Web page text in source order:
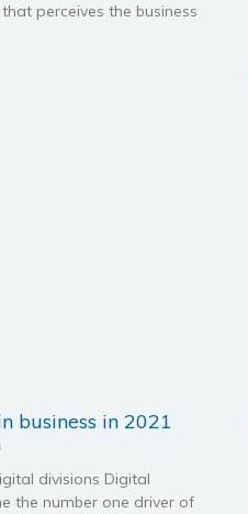
perceives the business
business in 2021
divisions Digital
the number one driver of